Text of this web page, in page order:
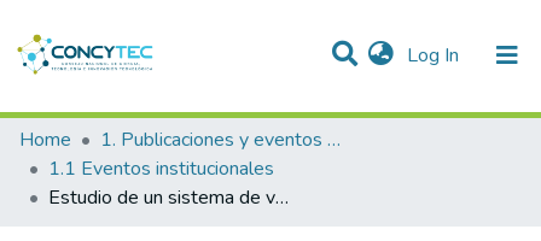
Log In (current)
Communities & Collections
Research Outputs
Home
1. Publicaciones y eventos institucionales
1.1 Eventos institucionales
Estudio de un sistema de visión para control de pesos y tamaño de racimos de uva de mesa